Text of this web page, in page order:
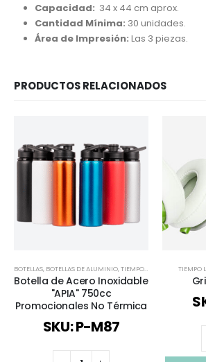
Capacidad: 34 x 44 cm aprox.
Cantidad Mínima: 30 unidades.
Área de Impresión: Las 3 piezas.
PRODUCTOS RELACIONADOS
BOTELLAS, BOTELLAS DE ALUMINIO,TIEMPO LIBRE / OUTDOOR ,
Botella de Acero Inoxidable
"APIA" 750cc
Promocionales No Térmica
SKU: P-M87
TIEMPO